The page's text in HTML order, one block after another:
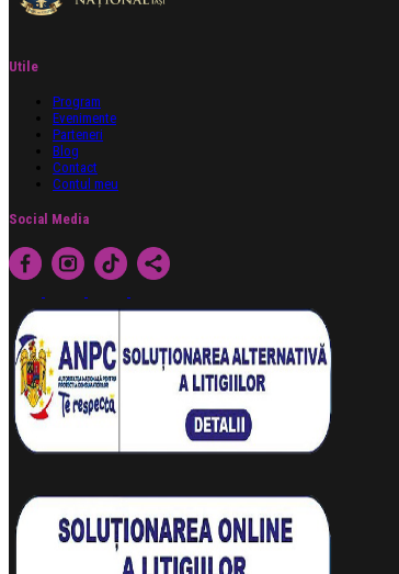
Utile
Program
Evenimente
Parteneri
Blog
Contact
Contul meu
Social Media